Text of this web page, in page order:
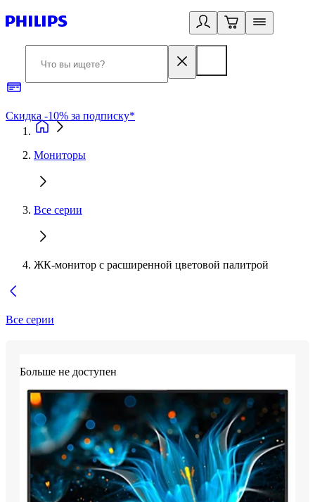
Скидка -10% за подписку*
Мониторы
Все серии
ЖК-монитор с расширенной цветовой палитрой
Все серии
Больше не доступен